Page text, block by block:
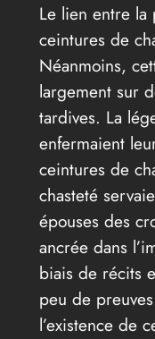
Le lien entre la
ceintures de
Néanmoins,
largement sur
tardives. La
enfermaient
ceintures de
chasteté
épouses des
ancrée dans
biais de récits
peu de
l’existence de